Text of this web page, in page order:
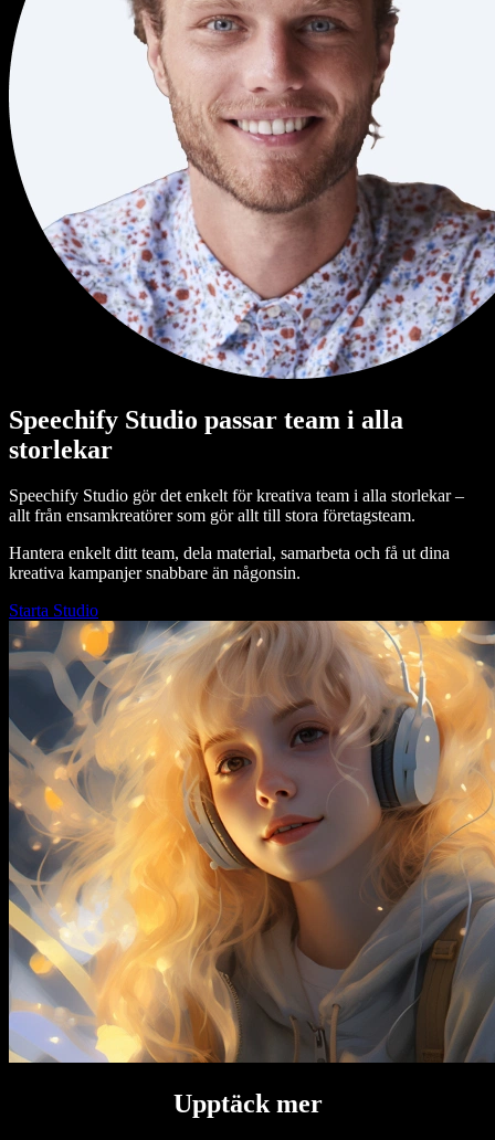
Speechify Studio passar team i alla
storlekar
Speechify Studio gör det enkelt för kreativa team i alla storlekar –
allt från ensamkreatörer som gör allt till stora företagsteam.
Hantera enkelt ditt team, dela material, samarbeta och få ut dina
kreativa kampanjer snabbare än någonsin.
Starta Studio
Upptäck mer